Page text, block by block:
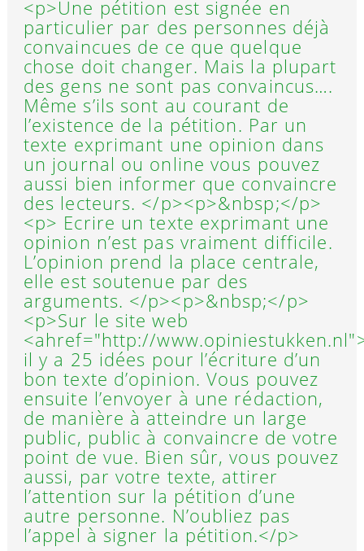
<p>Une pétition est signée en
particulier par des personnes déjà
convaincues de ce que quelque
chose doit changer. Mais la plupart
des gens ne sont pas convaincus….
Même s’ils sont au courant de
l’existence de la pétition. Par un
texte exprimant une opinion dans
un journal ou online vous pouvez
aussi bien informer que convaincre
des lecteurs. </p><p>&nbsp;</p>
<p> Ecrire un texte exprimant une
opinion n’est pas vraiment difficile.
L’opinion prend la place centrale,
elle est soutenue par des
arguments. </p><p>&nbsp;</p>
<p>Sur le site web
<ahref="http://
il y a 25 idées pour l’écriture d’un
bon texte d’opinion. Vous pouvez
ensuite l’envoyer à une rédaction,
de manière à atteindre un large
public, public à convaincre de votre
point de vue. Bien sûr, vous pouvez
aussi, par votre texte, attirer
l’attention sur la pétition d’une
autre personne. N’oubliez pas
l’appel à signer la pétition.</p>